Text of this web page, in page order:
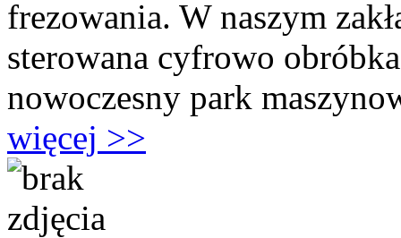
frezowania. W naszym
sterowana cyfrowo
nowoczesny park
więcej >>